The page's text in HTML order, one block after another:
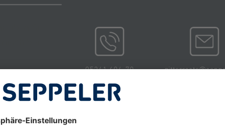
finden.
05241 604-70